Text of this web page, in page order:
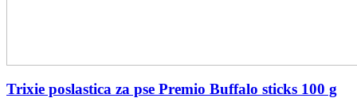
Trixie poslastica za pse Premio Buffalo sticks 100 g